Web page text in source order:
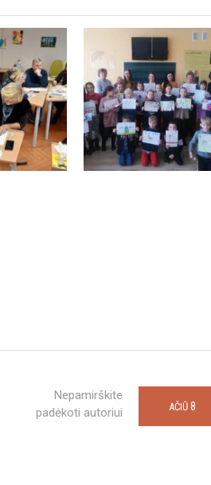
Nepamirškite
padėkoti autoriui
AČIŪ 8